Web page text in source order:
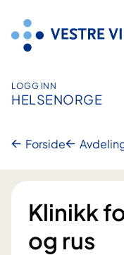
innhold
LOGG INN
HELSENORGE
Forside
Klinikk
og rus